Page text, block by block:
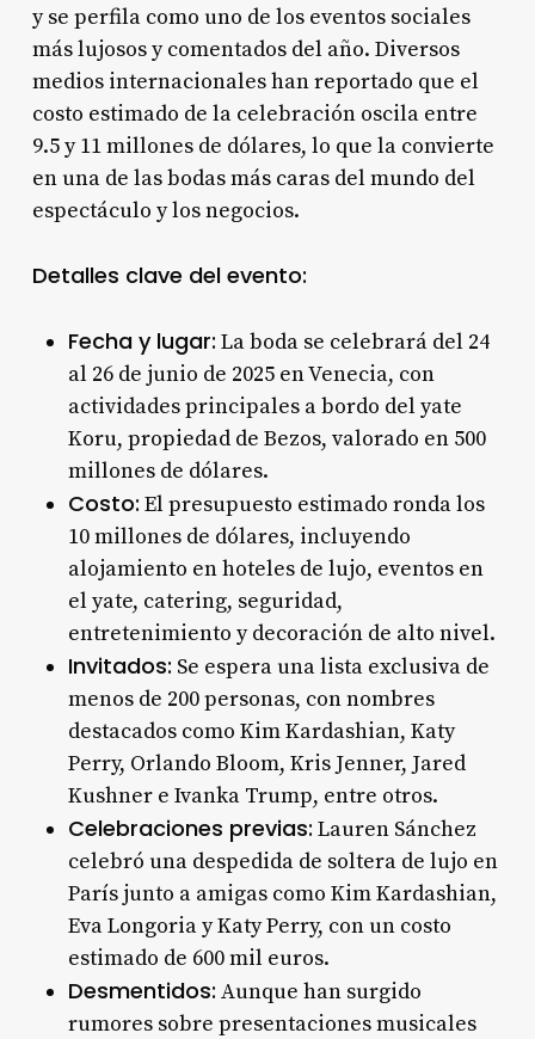
y se perfila como uno de los eventos sociales
más lujosos y comentados del año. Diversos
medios internacionales han reportado que el
costo estimado de la celebración oscila entre
9.5 y 11 millones de dólares, lo que la convierte
en una de las bodas más caras del mundo del
espectáculo y los negocios.
Detalles clave del evento:
Fecha y lugar: La boda se celebrará del 24
al 26 de junio de 2025 en Venecia, con
actividades principales a bordo del yate
Koru, propiedad de Bezos, valorado en 500
millones de dólares.
Costo: El presupuesto estimado ronda los
10 millones de dólares, incluyendo
alojamiento en hoteles de lujo, eventos en
el yate, catering, seguridad,
entretenimiento y decoración de alto nivel.
Invitados: Se espera una lista exclusiva de
menos de 200 personas, con nombres
destacados como Kim Kardashian, Katy
Perry, Orlando Bloom, Kris Jenner, Jared
Kushner e Ivanka Trump, entre otros.
Celebraciones previas: Lauren Sánchez
celebró una despedida de soltera de lujo en
París junto a amigas como Kim Kardashian,
Eva Longoria y Katy Perry, con un costo
estimado de 600 mil euros.
Desmentidos: Aunque han surgido
rumores sobre presentaciones musicales